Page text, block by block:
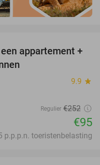
62%
appartement +
9.9 star
Regulier €252
€95
p.p.p.n. toeristenbelasting